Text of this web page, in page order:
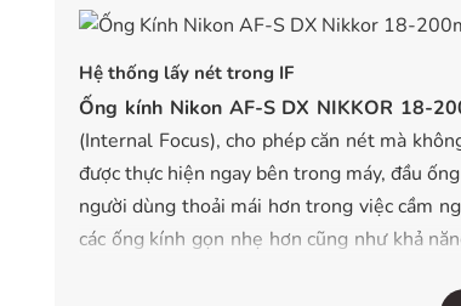
Hệ thống lấy nét trong IF
Ống kính Nikon AF-S DX NIKKOR 18-
(Internal Focus), cho phép căn nét mà
được thực hiện ngay bên trong máy, đầu
người dùng thoải mái hơn trong việc cầm
các ống kính gọn nhẹ hơn cũng như khả